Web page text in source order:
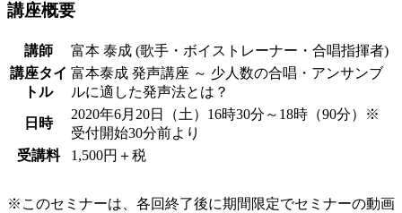
講座概要
講師
富本 泰成 (歌手・ボイストレーナー・合唱指揮者)
講座タイ
トル
富本泰成 発声講座 ～ 少人数の合唱・アンサンブ
ルに適した発声法とは？
日時
2020年6月20日（土）16時30分～18時（90分）※
受付開始30分前より
受講料
1,500円＋税
※このセミナーは、各回終了後に期間限定でセミナーの動画